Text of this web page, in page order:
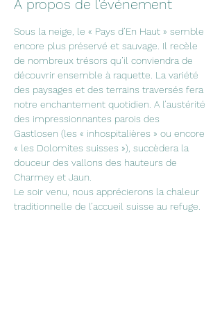
À propos de l'événement
Sous la neige, le « Pays d’En Haut » semble
encore plus préservé et sauvage. Il recèle
de nombreux trésors qu’il conviendra de
découvrir ensemble à raquette. La variété
des paysages et des terrains traversés fera
notre enchantement quotidien. A l’austérité
des impressionnantes parois des
Gastlosen (les « inhospitalières » ou encore
« les Dolomites suisses »), succèdera la
douceur des vallons des hauteurs de
Charmey et Jaun.
Le soir venu, nous apprécierons la chaleur
traditionnelle de l’accueil suisse au refuge.